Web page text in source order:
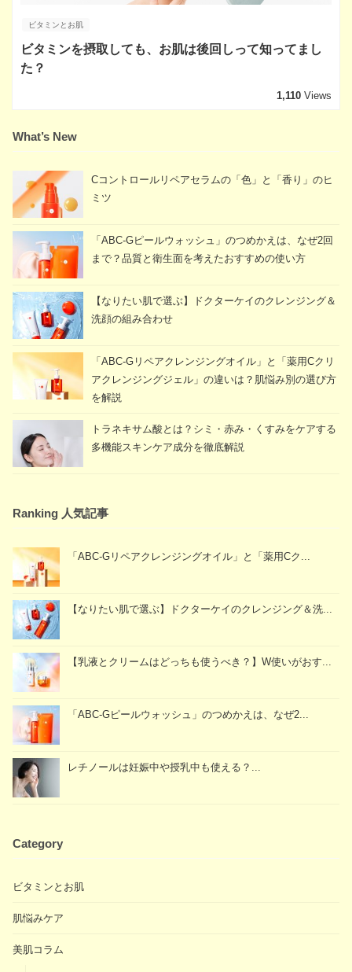
ビタミンとお肌
ビタミンを摂取しても、お肌は後回しって知ってまし
た？
1,110 Views
What’s New
Cコントロールリペアセラムの「色」と「香り」のヒ
ミツ
「ABC-Gピールウォッシュ」のつめかえは、なぜ2回
まで？品質と衛生面を考えたおすすめの使い方
【なりたい肌で選ぶ】ドクターケイのクレンジング＆
洗顔の組み合わせ
「ABC-Gリペアクレンジングオイル」と「薬用Cクリ
アクレンジングジェル」の違いは？肌悩み別の選び方
を解説
トラネキサム酸とは？シミ・赤み・くすみをケアする
多機能スキンケア成分を徹底解説
Ranking 人気記事
「ABC-Gリペアクレンジングオイル」と「薬用Cク...
【なりたい肌で選ぶ】ドクターケイのクレンジング＆洗...
【乳液とクリームはどっちも使うべき？】W使いがおす...
「ABC-Gピールウォッシュ」のつめかえは、なぜ2...
レチノールは妊娠中や授乳中も使える？...
Category
ビタミンとお肌
肌悩みケア
美肌コラム